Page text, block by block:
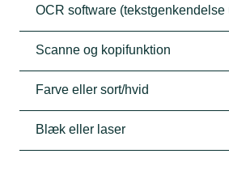
OCR software
Scanne og kopifunktion
Farve eller sort/hvid
Blæk eller laser